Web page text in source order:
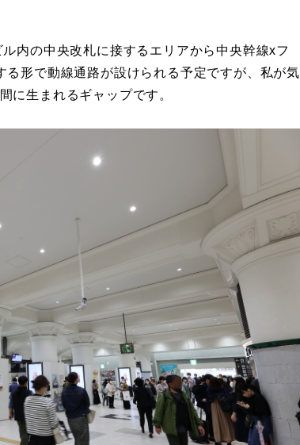
内の中央改札に接するエリアから中央幹線xフ
形で動線通路が設けられる予定ですが、私が気
に生まれるギャップです。